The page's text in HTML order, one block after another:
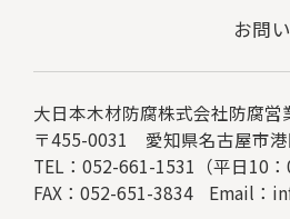
お問
大日本木材防腐株式会社防腐営
〒455-0031 愛知県名古屋市
TEL：052-661-1531（平日10：
FAX：052-651-3834
Email：